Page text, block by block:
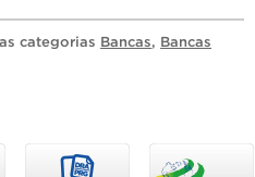
categorias Bancas, Bancas